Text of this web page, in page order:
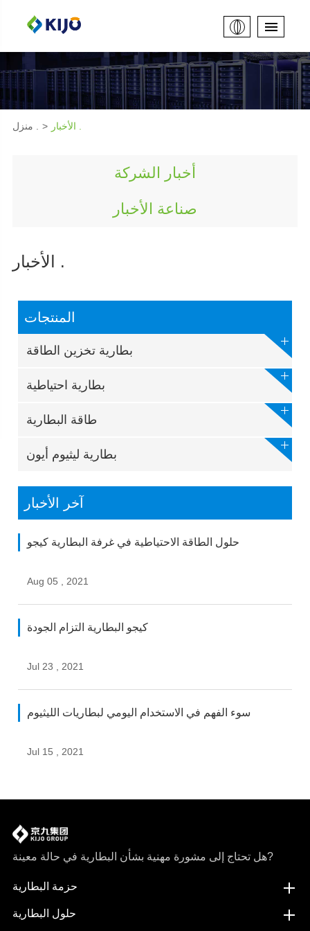
أخبار الشركة
صناعة الأخبار
الأخبار .
المنتجات
بطارية تخزين الطاقة
بطارية احتياطية
طاقة البطارية
بطارية ليثيوم أيون
آخر الأخبار
حلول الطاقة الاحتياطية في غرفة البطارية كيجو
Aug 05 , 2021
كيجو البطارية التزام الجودة
Jul 23 , 2021
سوء الفهم في الاستخدام اليومي لبطاريات الليثيوم
Jul 15 , 2021
هل تحتاج إلى مشورة مهنية بشأن البطارية في حالة معينة?
حزمة البطارية
حلول البطارية